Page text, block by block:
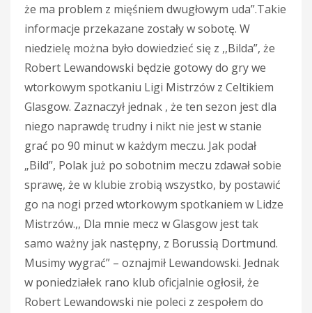
że ma problem z mięśniem dwugłowym uda”.Takie
informacje przekazane zostały w sobotę. W
niedzielę można było dowiedzieć się z ,,Bilda”, że
Robert Lewandowski będzie gotowy do gry we
wtorkowym spotkaniu Ligi Mistrzów z Celtikiem
Glasgow. Zaznaczył jednak , że ten sezon jest dla
niego naprawdę trudny i nikt nie jest w stanie
grać po 90 minut w każdym meczu. Jak podał
„Bild”, Polak już po sobotnim meczu zdawał sobie
sprawę, że w klubie zrobią wszystko, by postawić
go na nogi przed wtorkowym spotkaniem w Lidze
Mistrzów.,, Dla mnie mecz w Glasgow jest tak
samo ważny jak następny, z Borussią Dortmund.
Musimy wygrać” – oznajmił Lewandowski. Jednak
w poniedziałek rano klub oficjalnie ogłosił, że
Robert Lewandowski nie poleci z zespołem do